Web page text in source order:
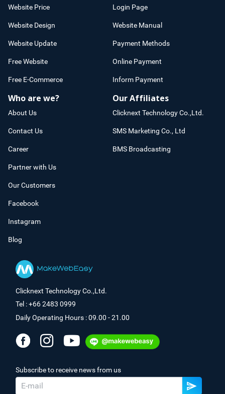
Website Price
Website Design
Website Update
Free Website
Free E-Commerce
Login Page
Website Manual
Payment Methods
Online Payment
Inform Payment
Who are we?
About Us
Contact Us
Career
Partner with Us
Our Customers
Facebook
Instagram
Blog
Our Affiliates
Clicknext Technology Co.,Ltd.
SMS Marketing Co., Ltd
BMS Broadcasting
Clicknext Technology Co.,Ltd.
Tel : +66 2483 0999
Daily Operating Hours : 09.00 - 21.00
Subscribe to receive news from us